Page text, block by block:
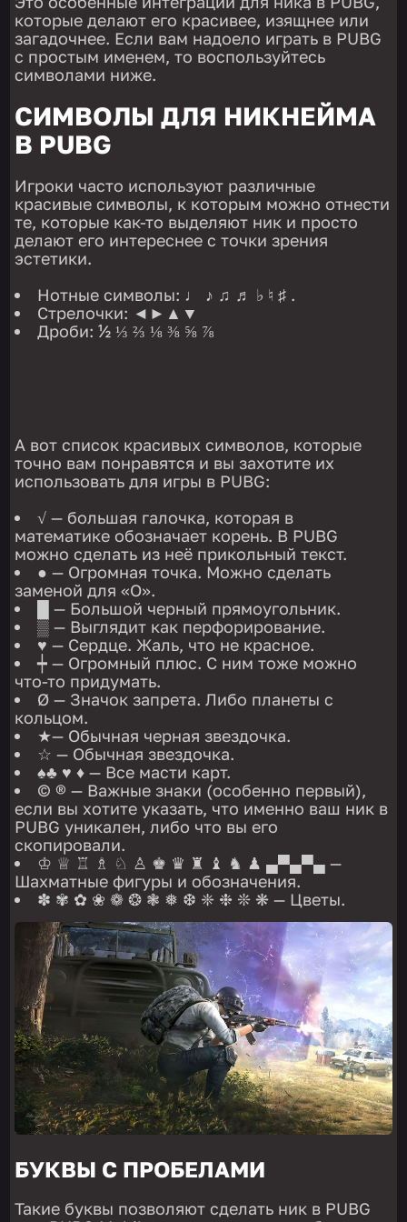
которые делают его красивее, изящнее или
загадочнее. Если вам надоело играть в PUBG
с простым именем, то воспользуйтесь
символами ниже.
СИМВОЛЫ ДЛЯ НИКНЕЙМА
В PUBG
Игроки часто используют различные
красивые символы, к которым можно отнести
те, которые как-то выделяют ник и просто
делают его интереснее с точки зрения
эстетики.
Нотные символы: ♩ ♪ ♫ ♬ ♭ ♮ ♯ .
Стрелочки: ◄►▲▼
Дроби: ½ ⅓ ⅔ ⅛ ⅜ ⅝ ⅞
А вот список красивых символов, которые
точно вам понравятся и вы захотите их
использовать для игры в PUBG:
√ — большая галочка, которая в
математике обозначает корень. В PUBG
можно сделать из неё прикольный текст.
● — Огромная точка. Можно сделать
заменой для «О».
█ — Большой черный прямоугольник.
▒ — Выглядит как перфорирование.
♥ — Сердце. Жаль, что не красное.
┿ — Огромный плюс. С ним тоже можно
что-то придумать.
Ø — Значок запрета. Либо планеты с
кольцом.
★— Обычная черная звездочка.
☆ — Обычная звездочка.
♠♣ ♥ ♦ — Все масти карт.
© ® — Важные знаки (особенно первый),
если вы хотите указать, что именно ваш ник в
PUBG уникален, либо что вы его
скопировали.
♔ ♕ ♖ ♗ ♘ ♙ ♚ ♛ ♜ ♝ ♞ ♟ ▄▀▄▀▄ —
Шахматные фигуры и обозначения.
✽ ✾ ✿ ❀ ❁ ❂ ❃ ❅ ❆ ❈ ❉ ❊ ❋ — Цветы.
БУКВЫ С ПРОБЕЛАМИ
Такие буквы позволяют сделать ник в PUBG